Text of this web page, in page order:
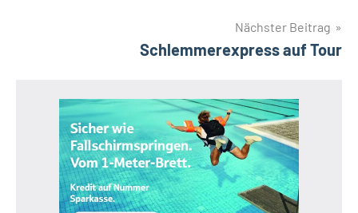
Nächster Beitrag
Schlemmerexpress auf Tour